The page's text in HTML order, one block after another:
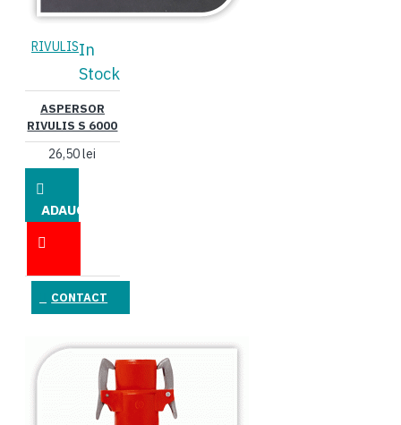
RIVULISIn
Stock
ASPERSOR
RIVULIS S 6000
26,50 lei
ADAUGĂ
CONTACT